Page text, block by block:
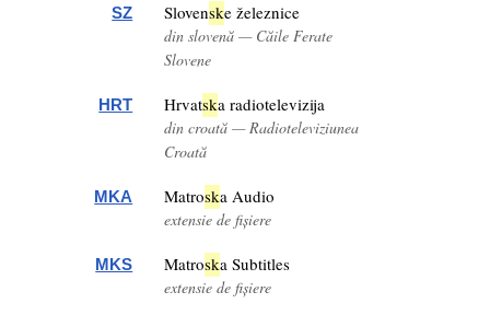
SZ Slovenske železnice
din slovenă — Căile Ferate
Slovene
HRT Hrvatska radiotelevizija
din croată — Radioteleviziunea
Croată
MKA Matroska Audio
extensie de fișiere
MKS Matroska Subtitles
extensie de fișiere